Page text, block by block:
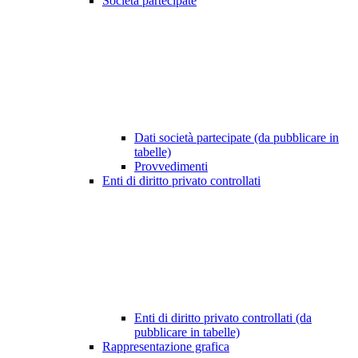
Dati società partecipate (da pubblicare in
tabelle)
Provvedimenti
Enti di diritto privato controllati
Enti di diritto privato controllati (da
pubblicare in tabelle)
Rappresentazione grafica